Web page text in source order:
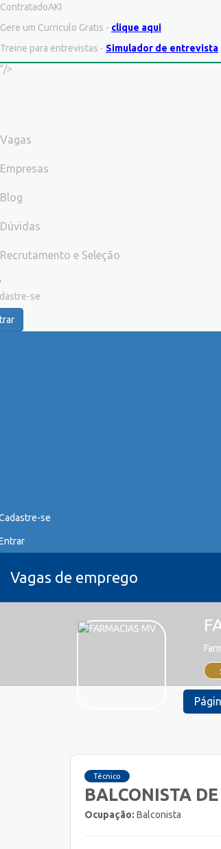
ContratadoAKI
Gere um Curriculo Gratis - clique aqui
Treine para entrevistas - Simulador de entrevista
"/>
Vagas
Empresas
Blog
Dúvidas
Recrutamento e Seleção
se
se
Vagas de emprego
Técnico
BALCONISTA
Ocupação: Balconista